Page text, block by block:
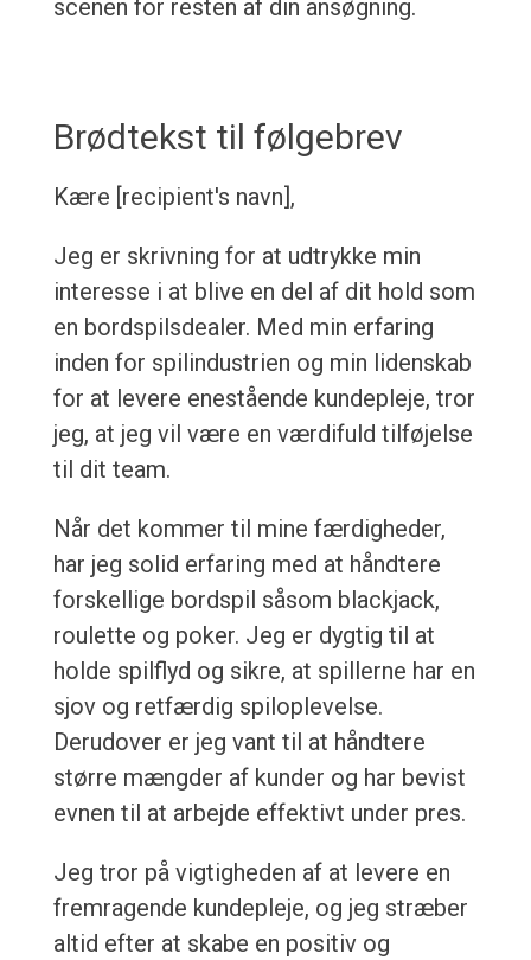
scenen for resten af din ansøgning.
Brødtekst til følgebrev
Kære [recipient's navn],
Jeg er skrivning for at udtrykke min
interesse i at blive en del af dit hold som
en bordspilsdealer. Med min erfaring
inden for spilindustrien og min lidenskab
for at levere enestående kundepleje, tror
jeg, at jeg vil være en værdifuld tilføjelse
til dit team.
Når det kommer til mine færdigheder,
har jeg solid erfaring med at håndtere
forskellige bordspil såsom blackjack,
roulette og poker. Jeg er dygtig til at
holde spilflyd og sikre, at spillerne har en
sjov og retfærdig spiloplevelse.
Derudover er jeg vant til at håndtere
større mængder af kunder og har bevist
evnen til at arbejde effektivt under pres.
Jeg tror på vigtigheden af at levere en
fremragende kundepleje, og jeg stræber
altid efter at skabe en positiv og